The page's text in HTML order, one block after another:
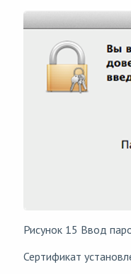
Рисунок 15 Ввод
Сертификат